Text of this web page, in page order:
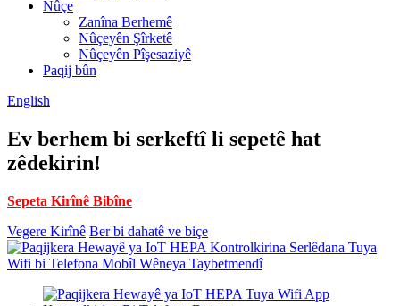
Nûçe
Zanîna Berhemê
Nûçeyên Şîrketê
Nûçeyên Pîşesaziyê
Paqij bûn
English
Ev berhem bi serkeftî li sepetê hat
zêdekirin!
Sepeta Kirînê Bibîne
Vegere Kirînê Ber bi dahatê ve biçe